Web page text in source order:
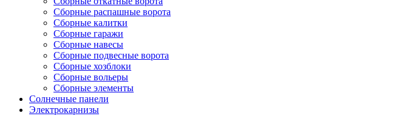
Сборные распашные ворота
Сборные калитки
Сборные гаражи
Сборные навесы
Сборные подвесные ворота
Сборные хозблоки
Сборные вольеры
Сборные элементы
Солнечные панели
Электрокарнизы